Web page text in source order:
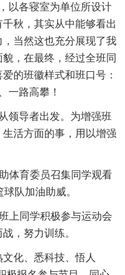
以各寝室为单位所设计
秋，其实从中能够看出
当然这也充分展现了我
，在最终，经过全班同
的班徽样式和班口号：
一路高攀！
领导者出发。为增强班
活方面的事，用以增强
体育委员召集同学观看
队加油助威。
上同学积极参与运动会
，努力训练。
化、悉科技、悟人